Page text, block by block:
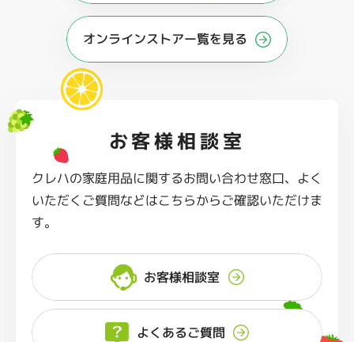
オンラインストアー覧を見る
お客様相談室
クレハの家庭用品に関するお問い合わせ窓口、よく
いただくご質問などはこちらからご確認いただけま
す。
お客様相談室
よくあるご質問